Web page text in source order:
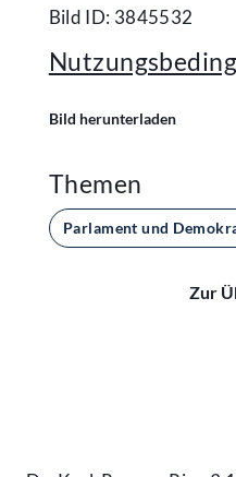
Bild ID: 3845532
Bild herunterladen
Themen
Parlament und
Zur